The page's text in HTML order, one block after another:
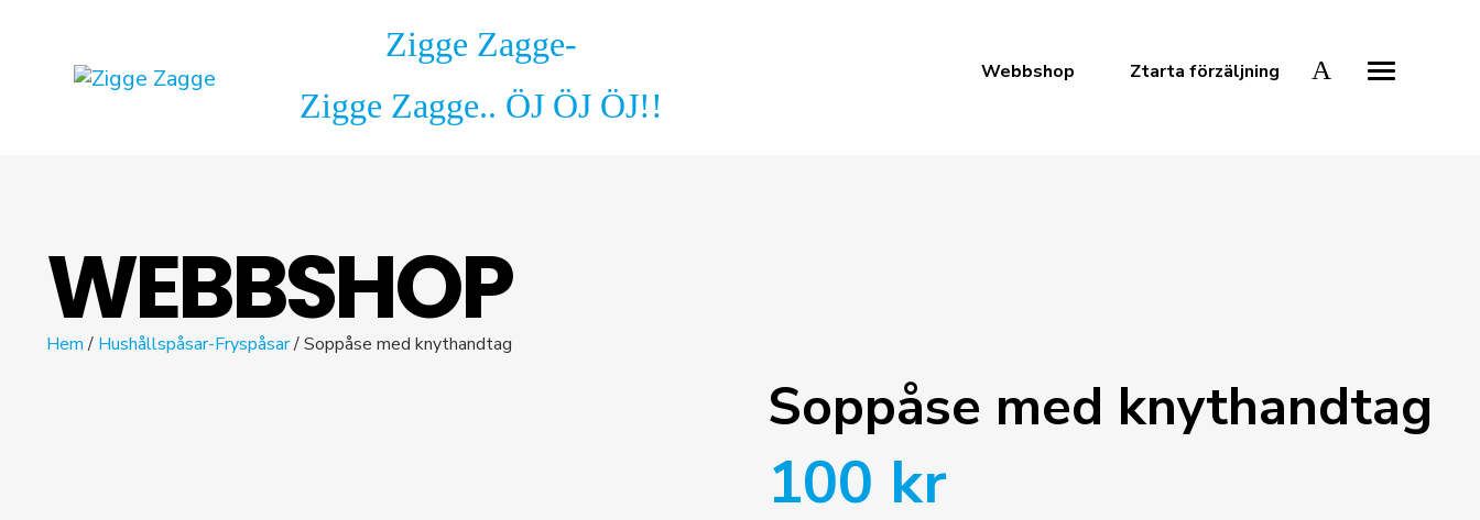
Zigge Zagge-
Zigge Zagge.. ÖJ ÖJ ÖJ!!
Webbshop Ztarta förzäljning
WEBBSHOP
Hem/ Hushållspåsar-Fryspåsar/ Soppåse med knythandtag
Soppåse med knythandtag
100 kr